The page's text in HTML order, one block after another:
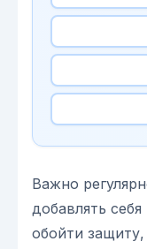
Важно
добавлять
обойти